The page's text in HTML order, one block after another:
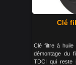
Clé
Clé filtre à huile
démontage du
TDCI qui reste